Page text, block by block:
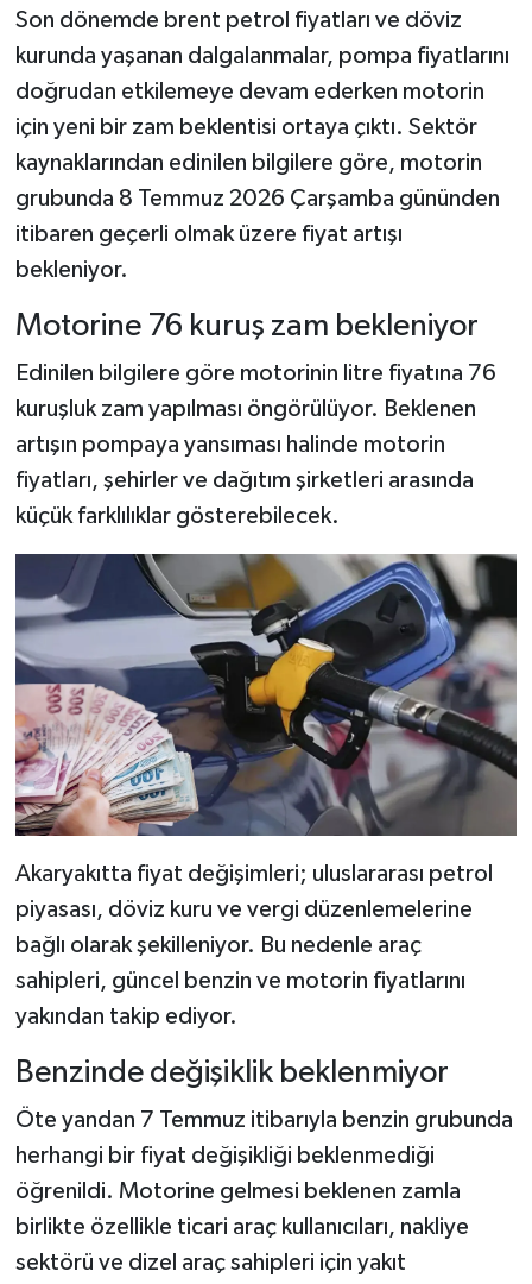
Son dönemde brent petrol fiyatları ve döviz
kurunda yaşanan dalgalanmalar, pompa fiyatlarını
doğrudan etkilemeye devam ederken motorin
için yeni bir zam beklentisi ortaya çıktı. Sektör
kaynaklarından edinilen bilgilere göre, motorin
grubunda 8 Temmuz 2026 Çarşamba gününden
itibaren geçerli olmak üzere fiyat artışı
bekleniyor.
Motorine 76 kuruş zam bekleniyor
Edinilen bilgilere göre motorinin litre fiyatına 76
kuruşluk zam yapılması öngörülüyor. Beklenen
artışın pompaya yansıması halinde motorin
fiyatları, şehirler ve dağıtım şirketleri arasında
küçük farklılıklar gösterebilecek.
Akaryakıtta fiyat değişimleri; uluslararası petrol
piyasası, döviz kuru ve vergi düzenlemelerine
bağlı olarak şekilleniyor. Bu nedenle araç
sahipleri, güncel benzin ve motorin fiyatlarını
yakından takip ediyor.
Benzinde değişiklik beklenmiyor
Öte yandan 7 Temmuz itibarıyla benzin grubunda
herhangi bir fiyat değişikliği beklenmediği
öğrenildi. Motorine gelmesi beklenen zamla
birlikte özellikle ticari araç kullanıcıları, nakliye
sektörü ve dizel araç sahipleri için yakıt
Merkez Haberleri
Pınarbaşı Haberleri
Şenpazar Haberleri
Seydiler Haberleri
Tosya Haberleri
Karadeniz Haberleri
Ulusal Haberler
Teknoloji Haberleri
Siyaset Haberleri
Dünya Haberleri
Yerel Haberler
Haber Arşivi